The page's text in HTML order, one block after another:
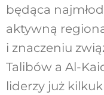
będąca
aktywną
i znaczeniu
Talibów a Al-
liderzy już